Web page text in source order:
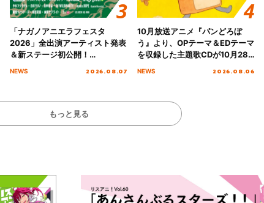
「ナガノアニエラフェスタ
2026」全出演アーティスト発表
＆新ステージ初公開！
NEWS 2026.08.07
10月放送アニメ『パンどろぼ
う』より、OPテーマ＆EDテーマ
を収録した主題歌CDが10月28
NEWS 2026.08.06
もっと見る